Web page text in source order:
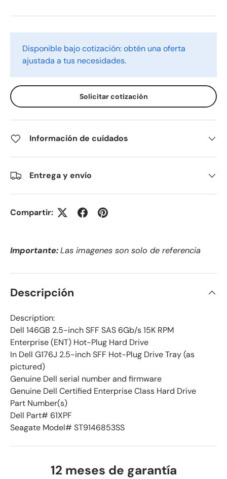
Disponible bajo cotización: obtén una oferta
ajustada a tus necesidades.
Solicitar cotización
Información de cuidados
Entrega y envío
Compartir:
Importante:Las imagenes son solo de referencia
Descripción
Description:
Dell 146GB 2.5-inch SFF SAS 6Gb/s 15K RPM
Enterprise (ENT) Hot-Plug Hard Drive
In Dell G176J 2.5-inch SFF Hot-Plug Drive Tray (as
pictured)
Genuine Dell serial number and firmware
Genuine Dell Certified Enterprise Class Hard Drive
Part Number(s)
Dell Part# 61XPF
Seagate Model# ST9146853SS
12 meses de garantía